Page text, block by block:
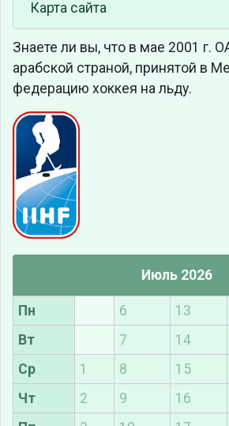
Карта сайта
Знаете ли вы, что в мае 2001 г.
арабской страной, принятой в
федерацию хоккея на льду.
Июль 2026
Пн 6 13
Вт
7 14
Ср
1 8 15
Чт
2 9 16